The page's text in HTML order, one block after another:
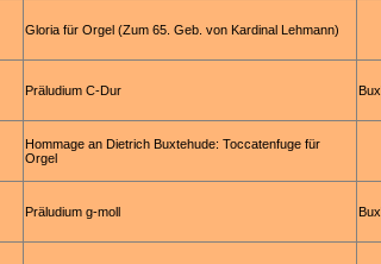
Gloria für Orgel (Zum 65. Geb. von Kardinal Lehmann)
Präludium C-Dur
Hommage an Dietrich Buxtehude: Toccatenfuge für
Orgel
Präludium g-moll